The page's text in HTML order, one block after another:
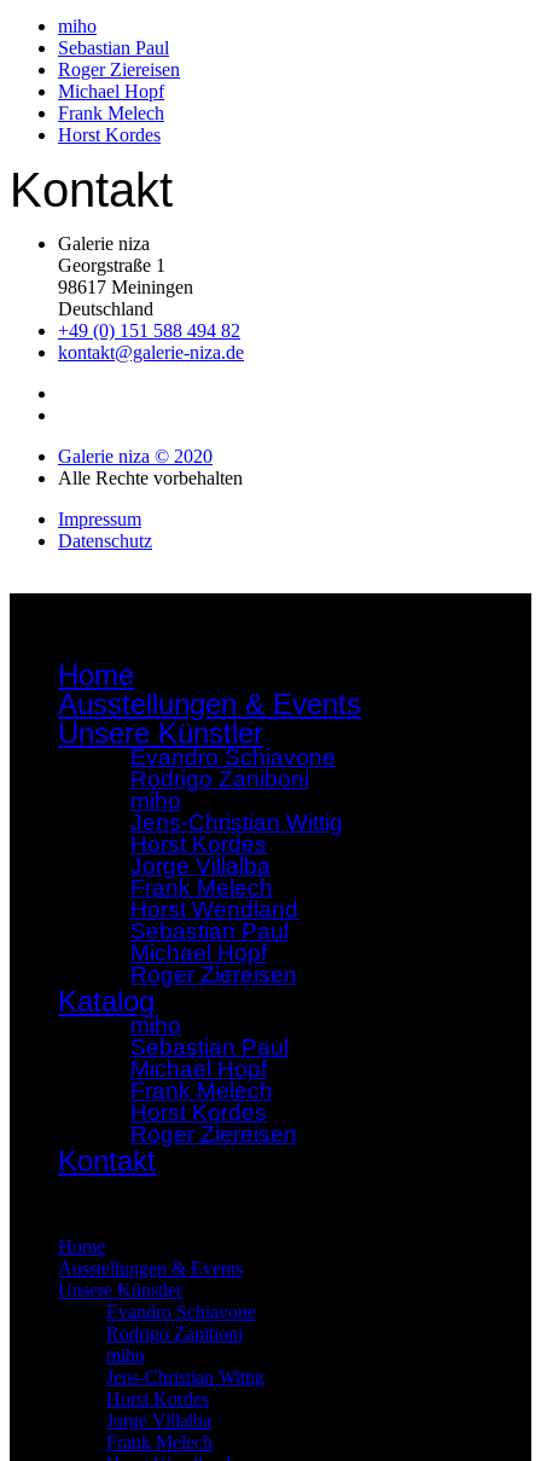
miho
Sebastian Paul
Roger Ziereisen
Michael Hopf
Frank Melech
Horst Kordes
Kontakt
Galerie niza
Georgstraße 1
98617 Meiningen
Deutschland
+49 (0) 151 588 494 82
kontakt@galerie-niza.de
Galerie niza © 2020
Alle Rechte vorbehalten
Impressum
Datenschutz
Home
Ausstellungen & Events
Unsere Künstler
Evandro Schiavone
Rodrigo Zaniboni
miho
Jens-Christian Wittig
Horst Kordes
Jorge Villalba
Frank Melech
Horst Wendland
Sebastian Paul
Michael Hopf
Roger Ziereisen
Katalog
miho
Sebastian Paul
Michael Hopf
Frank Melech
Horst Kordes
Roger Ziereisen
Kontakt
Home
Ausstellungen & Events
Unsere Künstler
Evandro Schiavone
Rodrigo Zaniboni
miho
Jens-Christian Wittig
Horst Kordes
Jorge Villalba
Frank Melech